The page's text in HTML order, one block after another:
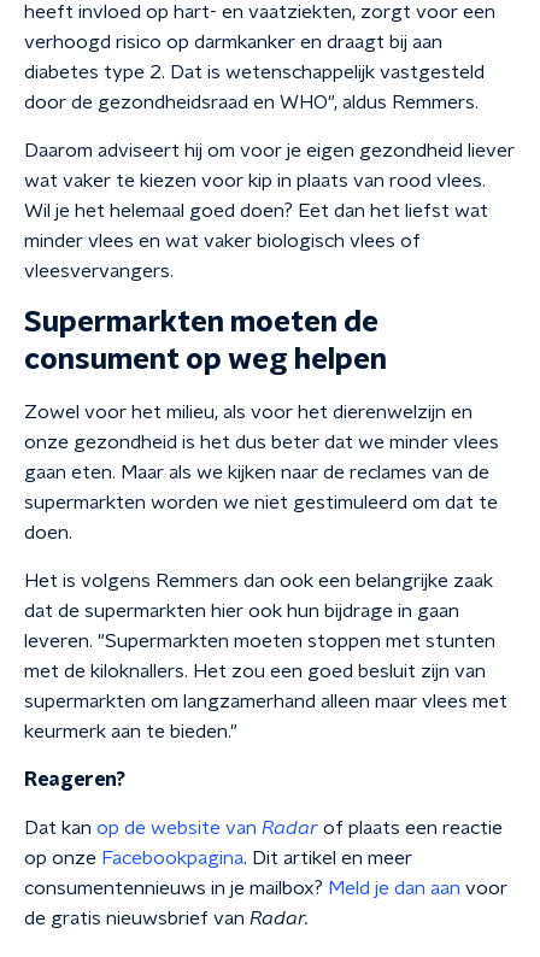
heeft invloed op hart- en vaatziekten, zorgt voor een
verhoogd risico op darmkanker en draagt bij aan
diabetes type 2. Dat is wetenschappelijk vastgesteld
door de gezondheidsraad en WHO", aldus Remmers.
Daarom adviseert hij om voor je eigen gezondheid liever
wat vaker te kiezen voor kip in plaats van rood vlees.
Wil je het helemaal goed doen? Eet dan het liefst wat
minder vlees en wat vaker biologisch vlees of
vleesvervangers.
Supermarkten moeten de
consument op weg helpen
Zowel voor het milieu, als voor het dierenwelzijn en
onze gezondheid is het dus beter dat we minder vlees
gaan eten. Maar als we kijken naar de reclames van de
supermarkten worden we niet gestimuleerd om dat te
doen.
Het is volgens Remmers dan ook een belangrijke zaak
dat de supermarkten hier ook hun bijdrage in gaan
leveren. "Supermarkten moeten stoppen met stunten
met de kiloknallers. Het zou een goed besluit zijn van
supermarkten om langzamerhand alleen maar vlees met
keurmerk aan te bieden."
Reageren?
Dat kan op de website van Radar of plaats een reactie
op onze Facebookpagina. Dit artikel en meer
consumentennieuws in je mailbox? Meld je dan aan voor
de gratis nieuwsbrief van Radar.